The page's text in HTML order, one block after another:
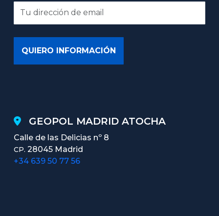
GEOPOL MADRID ATOCHA
Calle de las Delicias nº 8
CP. 28045 Madrid
+34 639 50 77 56